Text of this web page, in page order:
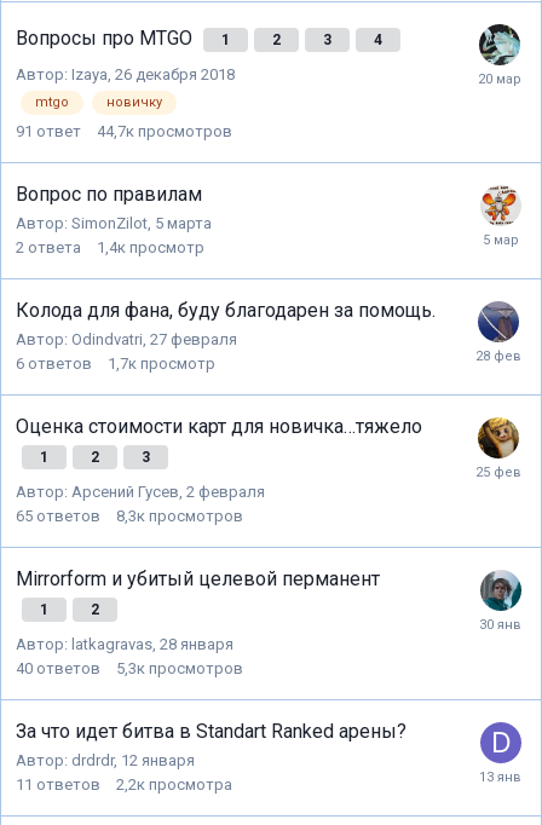
Вопросы про MTGO 1 2 3 4
Автор: Izaya 26 декабря 2018
mtgo новичку
91 ответ 44,7к просмотров
Вопрос по правилам
Автор: SimonZilot 5 марта
2 ответа 1,4к просмотр
Колода для фана, буду благодарен за помощь.
Автор: Odindvatri 27 февраля
6 ответов 1,7к просмотр
Оценка стоимости карт для новичка…тяжело
1 2 3
Автор: Арсений Гусев 2 февраля
65 ответов 8,3к просмотров
Mirrorform и убитый целевой перманент
1 2
Автор: latkagravas 28 января
40 ответов 5,3к просмотров
За что идет битва в Standart Ranked арены?
Автор: drdrdr, 12 января
11 ответов 2,2к просмотра